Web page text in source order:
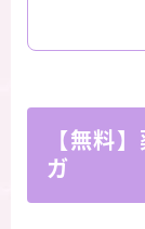
【無料
ガ